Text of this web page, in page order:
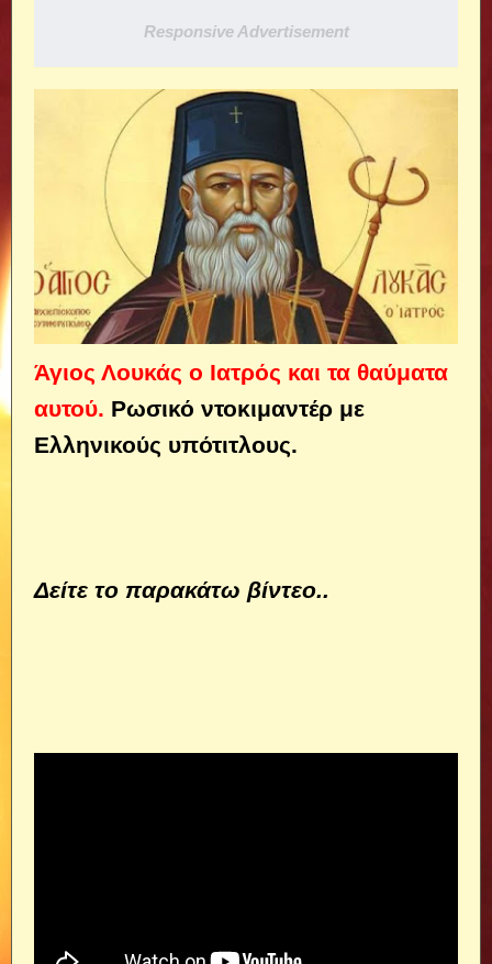
Responsive Advertisement
Άγιος Λουκάς ο Ιατρός και τα θαύματα
αυτού. Ρωσικό ντοκιμαντέρ με
Ελληνικούς υπότιτλους.
Δείτε το παρακάτω βίντεο..